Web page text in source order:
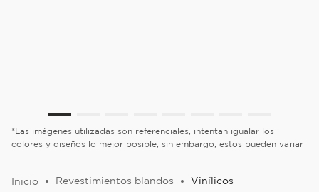
*Las imágenes utilizadas son referenciales, intentan igualar los
colores y diseños lo mejor posible, sin embargo, estos pueden variar
Revestimientos blandos Vinílicos